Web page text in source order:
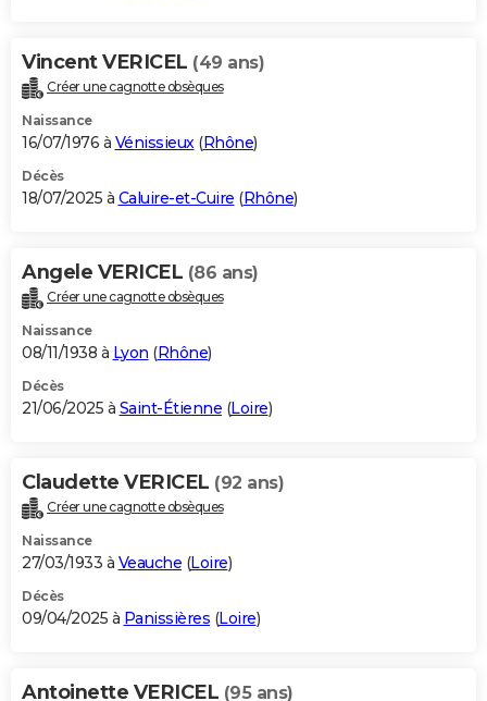
Vincent VERICEL (49 ans)
Créer une cagnotte obsèques
Naissance
16/07/1976 à Vénissieux(Rhône)
Décès
18/07/2025 à Caluire-et-Cuire (Rhône)
Angele VERICEL (86 ans)
Créer une cagnotte obsèques
Naissance
08/11/1938 à Lyon (Rhône)
Décès
21/06/2025 à Saint-Étienne (Loire)
Claudette VERICEL (92 ans)
Créer une cagnotte obsèques
Naissance
27/03/1933 à Veauche (Loire)
Décès
09/04/2025 à Panissières (Loire)
Antoinette VERICEL (95 ans)